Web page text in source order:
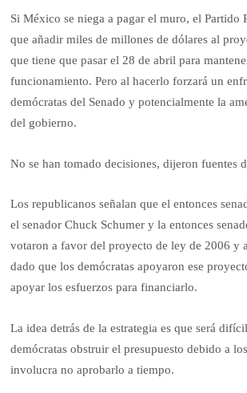
Si México se niega a pagar el muro, el Partido
que añadir miles de millones de dólares al
que tiene que pasar el 28 de abril para
funcionamiento. Pero al hacerlo forzará un
demócratas del Senado y potencialmente la
del gobierno.
No se han tomado decisiones, dijeron fuentes
Los republicanos señalan que el entonces
el senador Chuck Schumer y la entonces
votaron a favor del proyecto de ley de 2006 y
dado que los demócratas apoyaron ese
apoyar los esfuerzos para financiarlo.
La idea detrás de la estrategia es que será
demócratas obstruir el presupuesto debido a
involucra no aprobarlo a tiempo.